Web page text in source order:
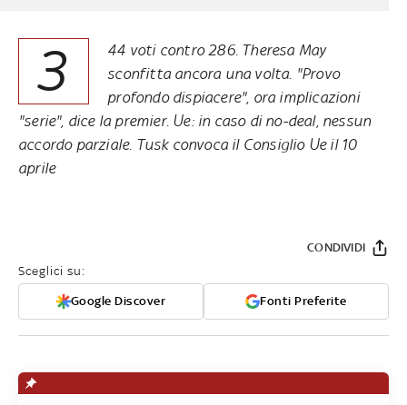
3
44 voti contro 286. Theresa May
sconfitta ancora una volta. "Provo
profondo dispiacere", ora implicazioni
"serie", dice la premier. Ue: in caso di no-deal, nessun
accordo parziale. Tusk convoca il Consiglio Ue il 10
aprile
Sceglici su:
Google Discover Fonti Preferite
CONDIVIDI